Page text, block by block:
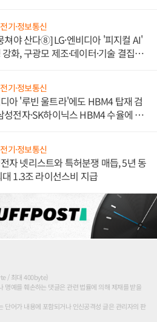
기·정보통신
쳐야 산다⑧] LG·엔비디아 '피지컬 AI'
화, 구광모 제조·데이터·기술 결집
기·정보통신
아 '루빈 울트라'에도 HBM4 탑재 검
성전자·SK하이닉스 HBM4 수율에 주
기·정보통신
자 넷리스트와 특허분쟁 매듭, 5년 동
대 1.3조 라이선스비 지급
/ 최대 400byte)
명예를 훼손하는 댓글은 관련 법률에 의해 제재를 받을
단어가 내용에 포함되거나 인신공격성 글은 관리자의 판